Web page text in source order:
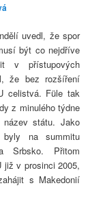
uvedl, že spor
být co nejdříve
v přístupových
že bez rozšíření
celistvá. Füle tak
z minulého týdne
název státu. Jako
byly na summitu
Srbsko. Přitom
již v prosinci 2005,
s Makedonií